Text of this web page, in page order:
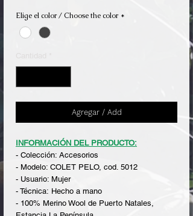
Elige el color / Choose the color *
Agregar / Add
INFORMACIÓN DEL PRODUCTO:
- Colección: Accesorios
- Modelo: COLET PELO, cod. 5012
- Usuario: Mujer
- Técnica: Hecho a mano
- 100% Merino Wool de Puerto Natales,